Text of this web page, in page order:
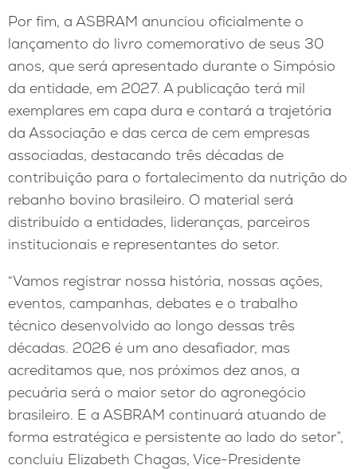
Por fim, a ASBRAM anunciou oficialmente o
lançamento do livro comemorativo de seus 30
anos, que será apresentado durante o Simpósio
da entidade, em 2027. A publicação terá mil
exemplares em capa dura e contará a trajetória
da Associação e das cerca de cem empresas
associadas, destacando três décadas de
contribuição para o fortalecimento da nutrição do
rebanho bovino brasileiro. O material será
distribuído a entidades, lideranças, parceiros
institucionais e representantes do setor.
“Vamos registrar nossa história, nossas ações,
eventos, campanhas, debates e o trabalho
técnico desenvolvido ao longo dessas três
décadas. 2026 é um ano desafiador, mas
acreditamos que, nos próximos dez anos, a
pecuária será o maior setor do agronegócio
brasileiro. E a ASBRAM continuará atuando de
forma estratégica e persistente ao lado do setor”,
concluiu Elizabeth Chagas, Vice-Presidente